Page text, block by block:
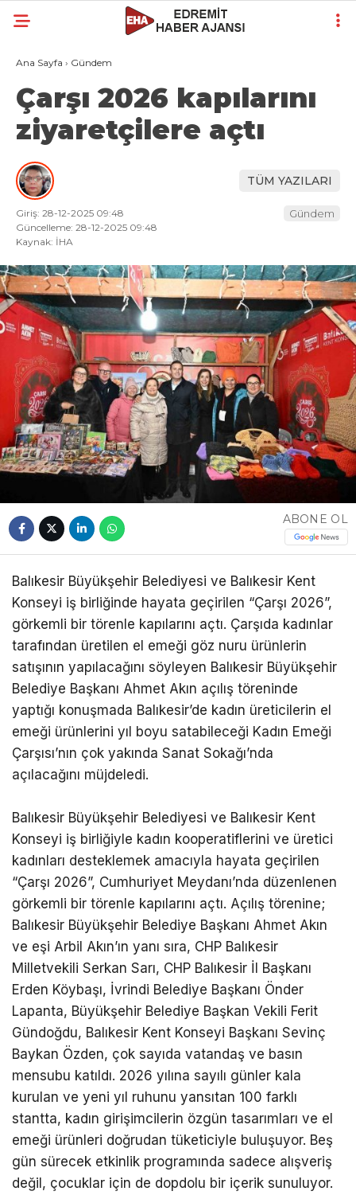
Ana Sayfa › Gündem
Çarşı 2026 kapılarını
ziyaretçilere açtı
TÜM YAZILARI
Giriş: 28-12-2025 09:48
Güncelleme: 28-12-2025 09:48
Kaynak: İHA
Gündem
ABONE OL
Balıkesir Büyükşehir Belediyesi ve Balıkesir Kent
Konseyi iş birliğinde hayata geçirilen “Çarşı 2026”,
görkemli bir törenle kapılarını açtı. Çarşıda kadınlar
tarafından üretilen el emeği göz nuru ürünlerin
satışının yapılacağını söyleyen Balıkesir Büyükşehir
Belediye Başkanı Ahmet Akın açılış töreninde
yaptığı konuşmada Balıkesir’de kadın üreticilerin el
emeği ürünlerini yıl boyu satabileceği Kadın Emeği
Çarşısı’nın çok yakında Sanat Sokağı’nda
açılacağını müjdeledi.
Balıkesir Büyükşehir Belediyesi ve Balıkesir Kent
Konseyi iş birliğiyle kadın kooperatiflerini ve üretici
kadınları desteklemek amacıyla hayata geçirilen
“Çarşı 2026”, Cumhuriyet Meydanı’nda düzenlenen
görkemli bir törenle kapılarını açtı. Açılış törenine;
Balıkesir Büyükşehir Belediye Başkanı Ahmet Akın
ve eşi Arbil Akın’ın yanı sıra, CHP Balıkesir
Milletvekili Serkan Sarı, CHP Balıkesir İl Başkanı
Erden Köybaşı, İvrindi Belediye Başkanı Önder
Lapanta, Büyükşehir Belediye Başkan Vekili Ferit
Gündoğdu, Balıkesir Kent Konseyi Başkanı Sevinç
Baykan Özden, çok sayıda vatandaş ve basın
mensubu katıldı. 2026 yılına sayılı günler kala
kurulan ve yeni yıl ruhunu yansıtan 100 farklı
stantta, kadın girişimcilerin özgün tasarımları ve el
emeği ürünleri doğrudan tüketiciyle buluşuyor. Beş
gün sürecek etkinlik programında sadece alışveriş
değil, çocuklar için de dopdolu bir içerik sunuluyor.